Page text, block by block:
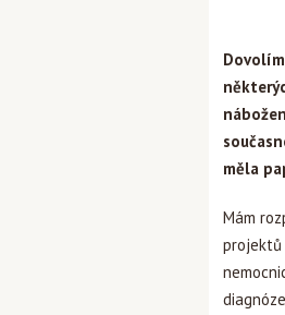
měla
Mám
projektů